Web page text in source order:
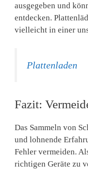
ausgegeben und
entdecken.
vielleicht in einer
Plattenladen
Fazit:
Das Sammeln von
und lohnende
Fehler vermeiden.
richtigen Geräte zu